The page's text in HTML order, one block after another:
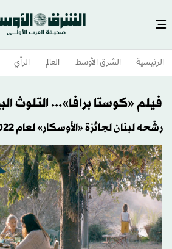
الرئيسية الشرق الأوسط​ العالم الرأي
فيلم «كوستا برافا»... التلوث
رشّحه لبنان لجائزة «الأوسكار» لعام 2022